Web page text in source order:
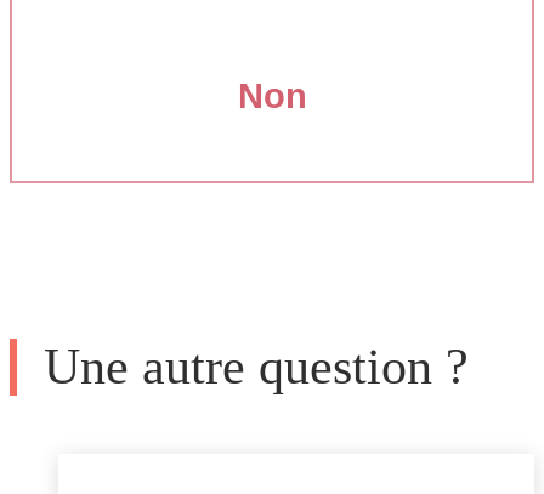
Non
Une autre question ?